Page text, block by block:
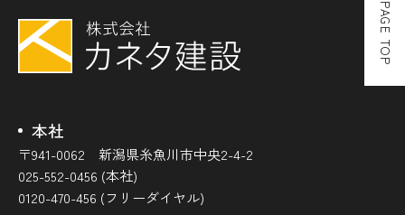
本社
〒941-0062 新潟県糸魚川市中央2-4-2
025-552-0456 (本社)
0120-470-456 (フリーダイヤル)
PAGE TOP